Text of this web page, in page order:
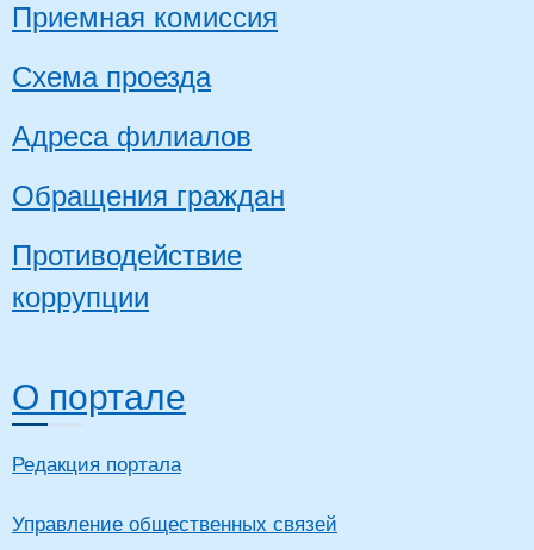
Приемная комиссия
Схема проезда
Адреса филиалов
Обращения граждан
Противодействие
коррупции
О портале
Редакция портала
Управление общественных связей